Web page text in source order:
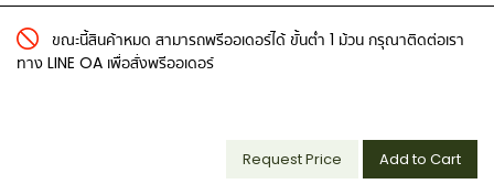
ขณะนี้สินค้าหมด สามารถพรีออเดอร์ได้ ขั้นต่ำ 1 ม้วน กรุณาติดต่อเรา
ทาง LINE OA เพื่อสั่งพรีออเดอร์
Request Price Add to Cart